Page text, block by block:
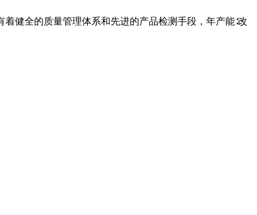
健全的质量管理体系和先进的产品检测手段，年产能∶改